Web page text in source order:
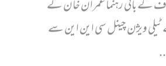
کے بانی رہنما عمران خان کے
ٹیلی ویژن چینل سی این این سے